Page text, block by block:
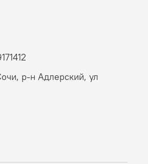
р-н Адлерский, ул